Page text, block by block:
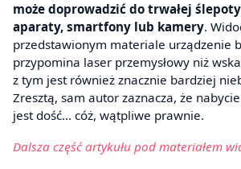
może doprowadzić do trwałej
aparaty, smartfony lub kamery.
przedstawionym materiale urządzenie
przypomina laser przemysłowy niż
z tym jest również znacznie bardziej
Zresztą, sam autor zaznacza, że
jest dość… cóż, wątpliwe prawnie.
Dalsza część artykułu pod materiałem